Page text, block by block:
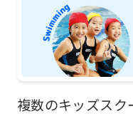
複数のキッズス